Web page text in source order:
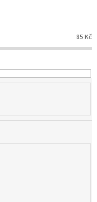
85 Kč